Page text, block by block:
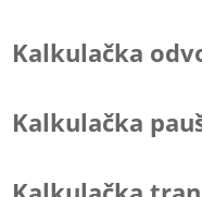
Kalkulačka
Kalkulačka